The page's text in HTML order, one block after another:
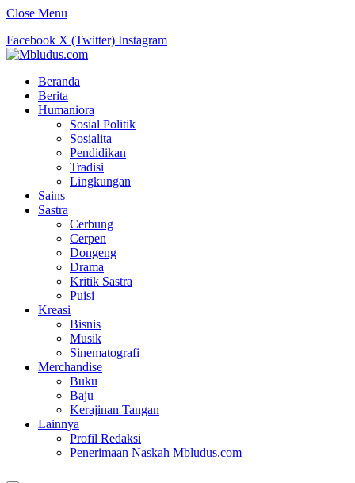
Close Menu
Facebook X (Twitter) Instagram
Beranda
Berita
Humaniora
Sosial Politik
Sosialita
Pendidikan
Tradisi
Lingkungan
Sains
Sastra
Cerbung
Cerpen
Dongeng
Drama
Kritik Sastra
Puisi
Kreasi
Bisnis
Musik
Sinematografi
Merchandise
Buku
Baju
Kerajinan Tangan
Lainnya
Profil Redaksi
Penerimaan Naskah Mbludus.com